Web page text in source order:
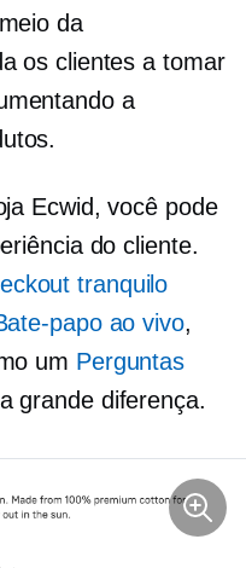
da
os clientes a tomar
a
Ecwid, você pode
do cliente.
tranquilo
papo ao vivo,
um Perguntas
grande diferença.